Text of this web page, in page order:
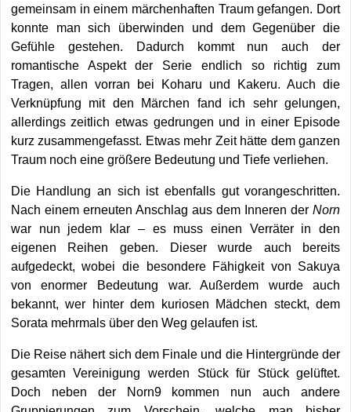
gemeinsam in einem märchenhaften Traum gefangen. Dort
konnte man sich überwinden und dem Gegenüber die
Gefühle gestehen. Dadurch kommt nun auch der
romantische Aspekt der Serie endlich so richtig zum
Tragen, allen vorran bei Koharu und Kakeru. Auch die
Verknüpfung mit den Märchen fand ich sehr gelungen,
allerdings zeitlich etwas gedrungen und in einer Episode
kurz zusammengefasst. Etwas mehr Zeit hätte dem ganzen
Traum noch eine größere Bedeutung und Tiefe verliehen.
Die Handlung an sich ist ebenfalls gut vorangeschritten.
Nach einem erneuten Anschlag aus dem Inneren derNorn
war nun jedem klar – es muss einen Verräter in den
eigenen Reihen geben. Dieser wurde auch bereits
aufgedeckt, wobei die besondere Fähigkeit von Sakuya
von enormer Bedeutung war. Außerdem wurde auch
bekannt, wer hinter dem kuriosen Mädchen steckt, dem
Sorata mehrmals über den Weg gelaufen ist.
Die Reise nähert sich dem Finale und die Hintergründe der
gesamten Vereinigung werden Stück für Stück gelüftet.
Doch neben der Norn9 kommen nun auch andere